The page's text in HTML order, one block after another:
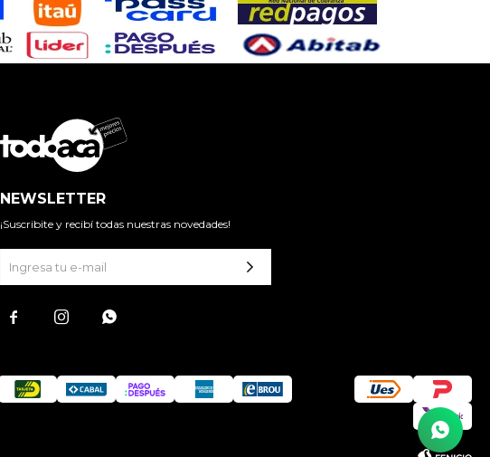
NEWSLETTER
¡Suscribite y recibí todas nuestras novedades!
  